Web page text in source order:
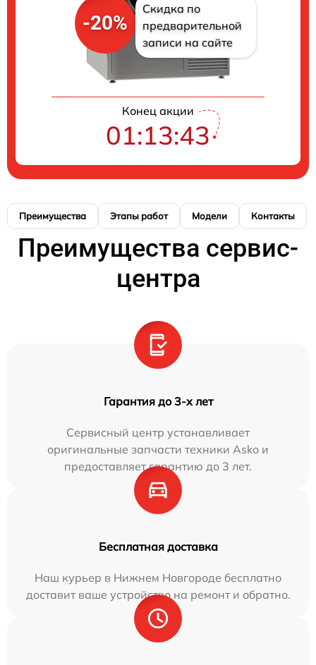
-20%
Скидка по
предварительной
записи на сайте
Конец акции
01:13:42
Преимущества Этапы работ Модели Контакты
Преимущества сервис-
центра
Гарантия до 3-х лет
Сервисный центр устанавливает
оригинальные запчасти техники Asko и
предоставляет гарантию до 3 лет.
Бесплатная доставка
Наш курьер в Нижнем Новгороде бесплатно
доставит ваше устройство на ремонт и обратно.